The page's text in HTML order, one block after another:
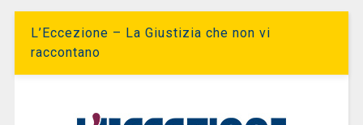
L’Eccezione – La Giustizia che non vi
raccontano